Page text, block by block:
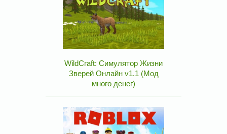
WildCraft: Симулятор Жизни
Зверей Онлайн v1.1 (Мод
много денег)